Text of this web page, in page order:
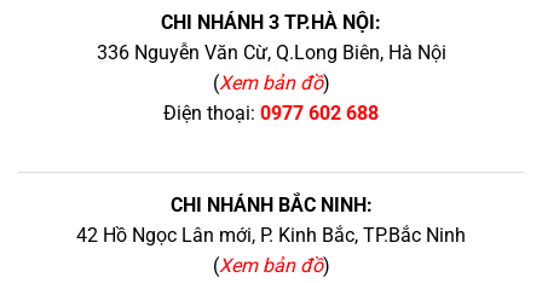
CHI NHÁNH 3 TP.HÀ NỘI:
336 Nguyễn Văn Cừ, Q.Long Biên, Hà Nội
(Xem bản đồ)
Điện thoại: 0977 602 688
CHI NHÁNH BẮC NINH:
42 Hồ Ngọc Lân mới, P. Kinh Bắc, TP.Bắc Ninh
(Xem bản đồ)